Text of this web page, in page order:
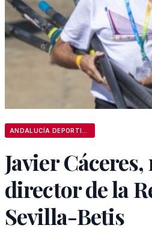
Javier Cáceres,
director de la
Sevilla-Betis